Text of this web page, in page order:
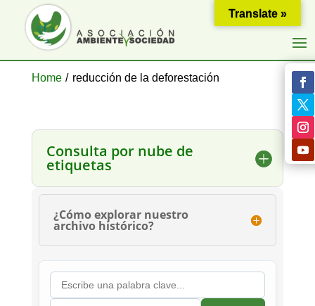
Home / reducción de la deforestación
Consulta por nube de
etiquetas
¿Cómo explorar nuestro
archivo histórico?
Translate »